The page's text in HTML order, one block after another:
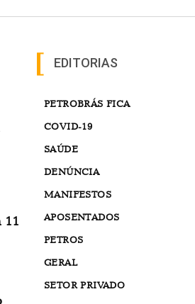
11
EDITORIAS
PETROBRÁS FICA
COVID-19
SAÚDE
DENÚNCIA
MANIFESTOS
APOSENTADOS
PETROS
GERAL
SETOR PRIVADO